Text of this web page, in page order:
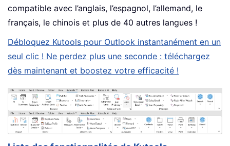
compatible avec l’anglais, l’espagnol, l’allemand, le
français, le chinois et plus de 40 autres langues !
Débloquez Kutools pour Outlook instantanément en un
seul clic ! Ne perdez plus une seconde : téléchargez
dès maintenant et boostez votre efficacité !